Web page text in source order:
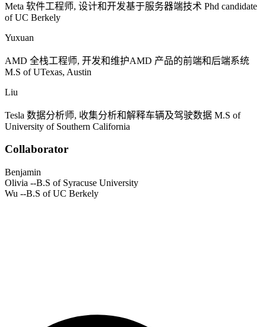
Meta 软件工程师, 设计和开发基于服务器端技术 Phd candidate
of UC Berkely
Yuxuan
AMD 全栈工程师, 开发和维护AMD 产品的前端和后端系统
M.S of UTexas, Austin
Liu
Tesla 数据分析师, 收集分析和解释车辆及驾驶数据 M.S of
University of Southern California
Collaborator
Benjamin
Olivia --B.S of Syracuse University
Wu --B.S of UC Berkely